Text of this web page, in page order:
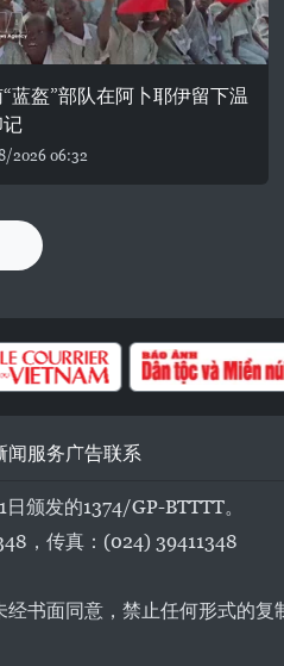
蓝盔”部队在阿卜耶伊留下温
2026 06:32
闻服务广告联系
颁发的1374/GP-BTTTT。
，传真：(024) 39411348
书面同意，禁止任何形式的复